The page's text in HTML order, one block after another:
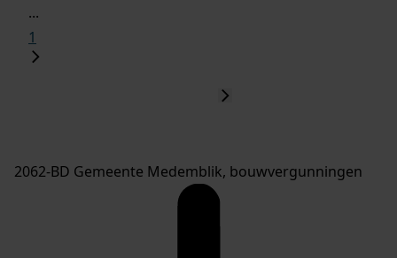
...
1
2062-BD Gemeente Medemblik, bouwvergunningen